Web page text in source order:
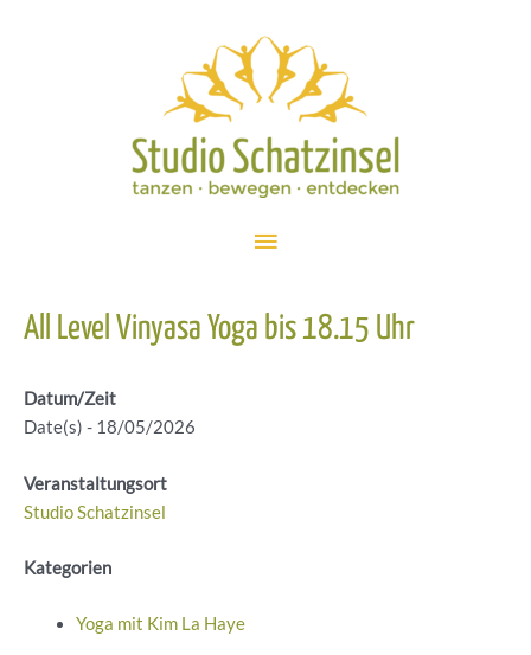
Hauptmenü
All Level Vinyasa Yoga bis 18.15 Uhr
Datum/Zeit
Date(s) - 18/05/2026
Veranstaltungsort
Studio Schatzinsel
Kategorien
Yoga mit Kim La Haye